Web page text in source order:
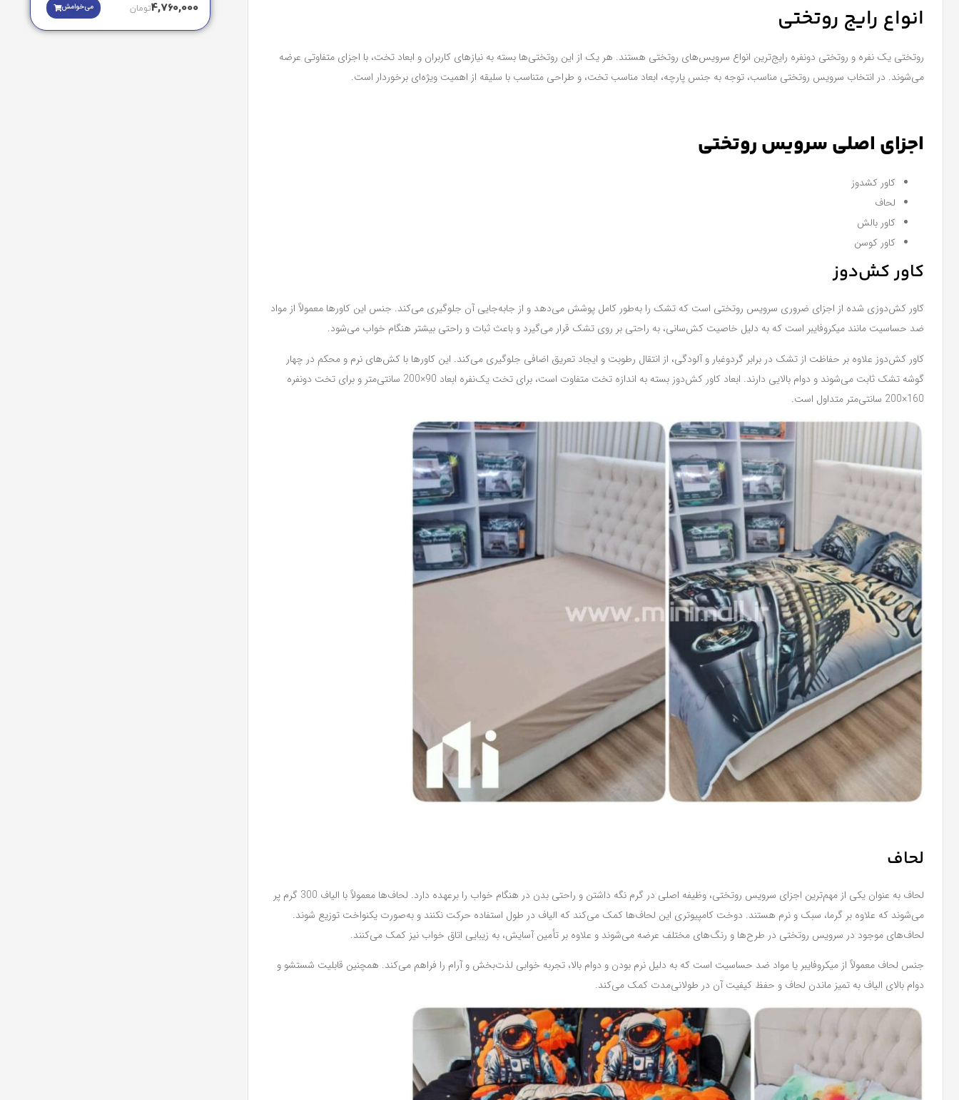
انواع رایج روتختی
روتختی یک‌ نفره و روتختی دو‌نفره رایج‌ترین انواع سرویس‌های روتختی هستند. هر یک از این روتختی‌ها بسته به نیازهای کاربران و ابعاد تخت، با اجزای متفاوتی عرضه
می‌شوند. در انتخاب سرویس روتختی مناسب، توجه به جنس پارچه، ابعاد مناسب تخت، و طراحی متناسب با سلیقه از اهمیت ویژه‌ای برخوردار است.
اجزای اصلی سرویس روتختی
کاور کشدوز
لحاف
کاور بالش
کاور کوسن
کاور کش‌دوز
کاور کش‌دوزی شده از اجزای ضروری سرویس روتختی است که تشک را به‌طور کامل پوشش می‌دهد و از جابه‌جایی آن جلوگیری می‌کند. جنس این کاورها معمولاً از مواد
ضد حساسیت مانند میکروفایبر است که به دلیل خاصیت کش‌سانی، به راحتی بر روی تشک قرار می‌گیرد و باعث ثبات و راحتی بیشتر هنگام خواب می‌شود.
کاور کش‌دوز علاوه بر حفاظت از تشک در برابر گردوغبار و آلودگی، از انتقال رطوبت و ایجاد تعریق اضافی جلوگیری می‌کند. این کاورها با کش‌های نرم و محکم در چهار
گوشه تشک ثابت می‌شوند و دوام بالایی دارند. ابعاد کاور کش‌دوز بسته به اندازه تخت متفاوت است، برای تخت یک‌نفره ابعاد 90×200 سانتی‌متر و برای تخت دو‌نفره
160×200 سانتی‌متر متداول است.
لحاف
لحاف به عنوان یکی از مهم‌ترین اجزای سرویس روتختی، وظیفه اصلی در گرم نگه داشتن و راحتی بدن در هنگام خواب را برعهده دارد. لحاف‌ها معمولاً با الیاف 300 گرم پر
می‌شوند که علاوه بر گرما، سبک و نرم هستند. دوخت کامپیوتری این لحاف‌ها کمک می‌کند که الیاف در طول استفاده حرکت نکنند و به‌صورت یکنواخت توزیع شوند.
لحاف‌های موجود در سرویس روتختی در طرح‌ها و رنگ‌های مختلف عرضه می‌شوند و علاوه بر تأمین آسایش، به زیبایی اتاق خواب نیز کمک می‌کنند.
جنس لحاف معمولاً از میکروفایبر یا مواد ضد حساسیت است که به دلیل نرم بودن و دوام بالا، تجربه خوابی لذت‌بخش و آرام را فراهم می‌کند. همچنین قابلیت شستشو و
دوام بالای الیاف به تمیز ماندن لحاف و حفظ کیفیت آن در طولانی‌مدت کمک می‌کند.
4,760,000تومان می‌خوامش